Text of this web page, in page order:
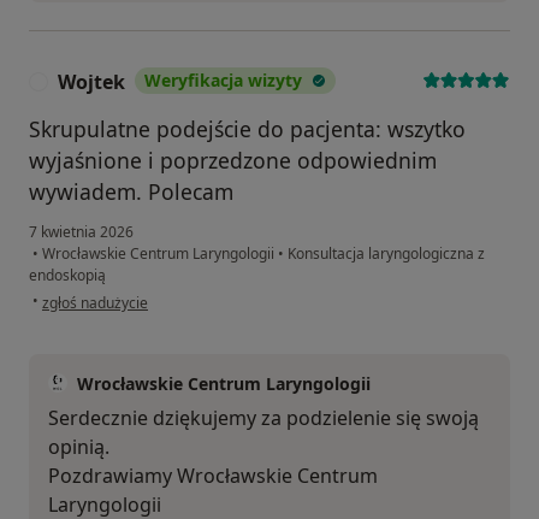
Wojtek Weryfikacja wizyty
Skrupulatne podejście do pacjenta: wszytko
wyjaśnione i poprzedzone odpowiednim
wywiadem. Polecam
7 kwietnia 2026
• Wrocławskie Centrum Laryngologii • Konsultacja laryngologiczna z
endoskopią
• w opinii użytkownika Wojtek
zgłoś nadużycie
Wrocławskie Centrum Laryngologii
Serdecznie dziękujemy za podzielenie się swoją
opinią.
Pozdrawiamy Wrocławskie Centrum
Laryngologii